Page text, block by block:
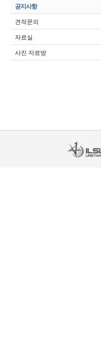
공지사항
견적문의
자료실
사진 자료방